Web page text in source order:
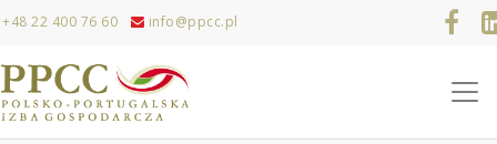
22 400 76 60 info@ppcc.pl